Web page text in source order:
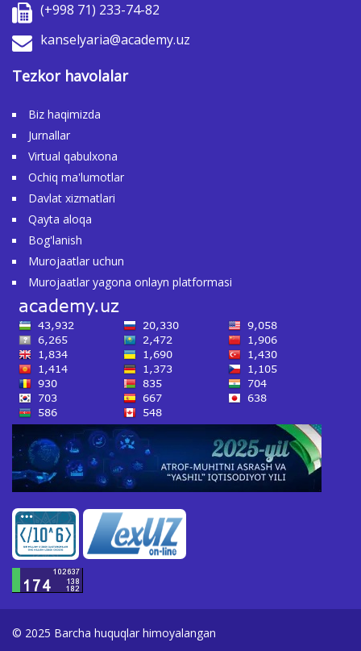
(+998 71) 233-74-82
kanselyaria@academy.uz
Tezkor havolalar
Biz haqimizda
Jurnallar
Virtual qabulxona
Ochiq ma'lumotlar
Davlat xizmatlari
Qayta aloqa
Bog'lanish
Murojaatlar uchun
Murojaatlar yagona onlayn platformasi
© 2025 Barcha huquqlar himoyalangan